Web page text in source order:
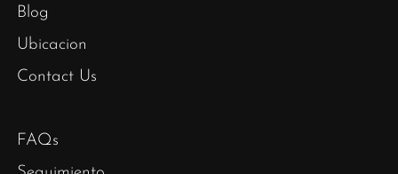
Blog
Ubicacion
Contact Us
FAQs